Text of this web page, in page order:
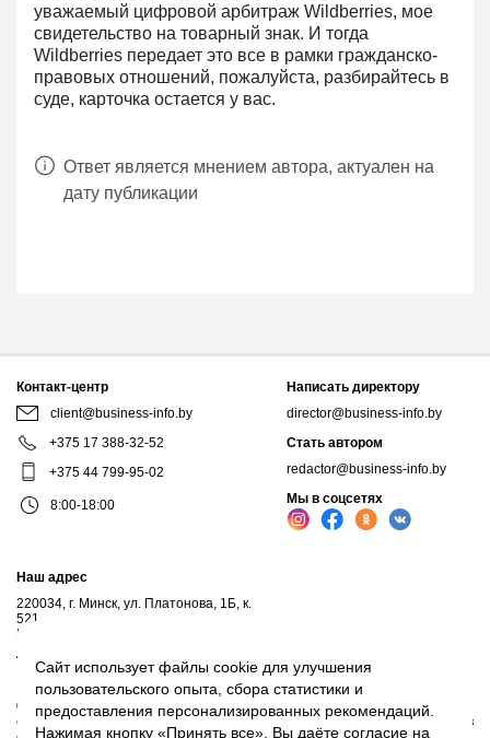
Сайт использует файлы cookie для улучшения
пользовательского опыта, сбора статистики и
предоставления персонализированных рекомендаций.
Нажимая кнопку «Принять все», Вы даёте согласие на
уважаемый цифровой арбитраж Wildberries, мое
свидетельство на товарный знак. И тогда
Wildberries передает это все в рамки гражданско-
правовых отношений, пожалуйста, разбирайтесь в
суде, карточка остается у вас.
Ответ является мнением автора, актуален на
дату публикации
© 2017-2026, ООО "Профессиональные правовые системы", входит в
структуру компаний Владимира Гревцова. Воспроизведение материалов
Контакт-центр
client@business-info.by
+375 17 388-32-52
+375 44 799-95-02
8:00-18:00
Написать директору
director@business-info.by
Стать автором
redactor@business-info.by
Мы в соцсетях
Наш адрес
220034, г. Минск, ул. Платонова, 1Б, к.
521
Почтовый адрес: а/я 102, 220034, г.Минск
Личный кабинет